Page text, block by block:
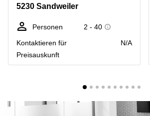
Esch-sur-
Сoworking
Alzette
5230 Sandweiler
Personen
2 - 40
Kontaktieren für
Preisauskunft
N/A